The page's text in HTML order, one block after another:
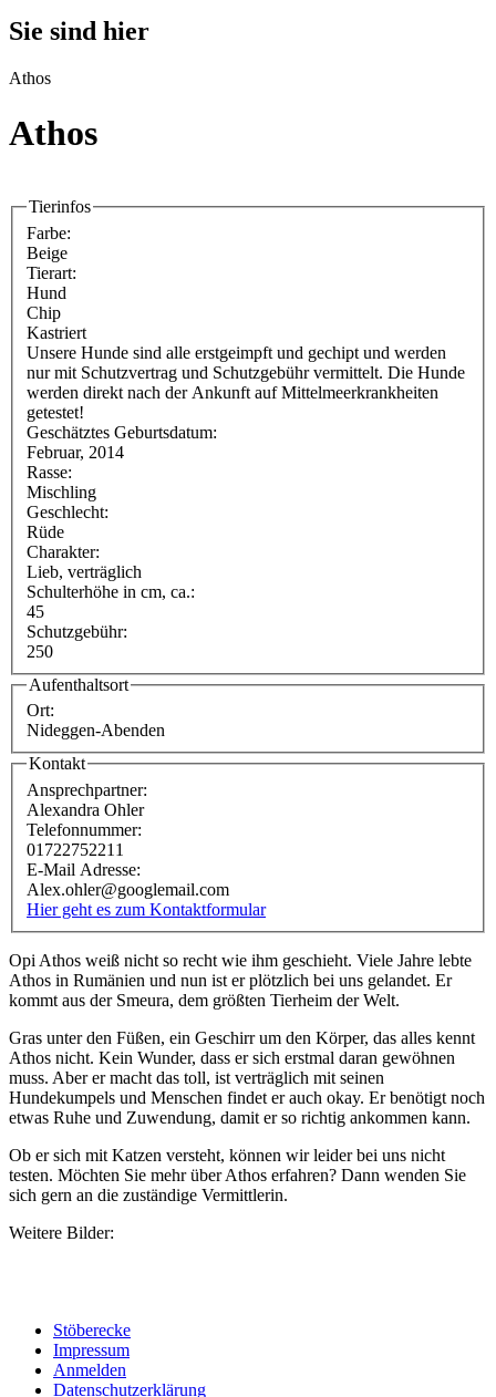
Sie sind hier
Athos
Athos
Tierinfos
Farbe:
Beige
Tierart:
Hund
Chip
Kastriert
Unsere Hunde sind alle erstgeimpft und gechipt und werden
nur mit Schutzvertrag und Schutzgebühr vermittelt. Die Hunde
werden direkt nach der Ankunft auf Mittelmeerkrankheiten
getestet!
Geschätztes Geburtsdatum:
Februar, 2014
Rasse:
Mischling
Geschlecht:
Rüde
Charakter:
Lieb, verträglich
Schulterhöhe in cm, ca.:
45
Schutzgebühr:
250
Aufenthaltsort
Ort:
Nideggen-Abenden
Kontakt
Ansprechpartner:
Alexandra Ohler
Telefonnummer:
01722752211
E-Mail Adresse:
Alex.ohler@googlemail.com
Hier geht es zum Kontaktformular
Opi Athos weiß nicht so recht wie ihm geschieht. Viele Jahre lebte
Athos in Rumänien und nun ist er plötzlich bei uns gelandet. Er
kommt aus der Smeura, dem größten Tierheim der Welt.
Gras unter den Füßen, ein Geschirr um den Körper, das alles kennt
Athos nicht. Kein Wunder, dass er sich erstmal daran gewöhnen
muss. Aber er macht das toll, ist verträglich mit seinen
Hundekumpels und Menschen findet er auch okay. Er benötigt noch
etwas Ruhe und Zuwendung, damit er so richtig ankommen kann.
Ob er sich mit Katzen versteht, können wir leider bei uns nicht
testen. Möchten Sie mehr über Athos erfahren? Dann wenden Sie
sich gern an die zuständige Vermittlerin.
Weitere Bilder:
Stöberecke
Impressum
Anmelden
Datenschutzerklärung